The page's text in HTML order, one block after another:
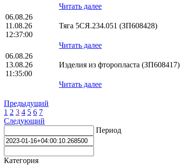
Читать далее
06.08.26
11.08.26
12:37:00
Тяга 5СЯ.234.051 (ЗП608428)
Читать далее
06.08.26
13.08.26
11:35:00
Изделия из фторопласта (ЗП608417)
Читать далее
Предыдущий
1 2 3 4 5 6 7
Следующий
Период
Категория